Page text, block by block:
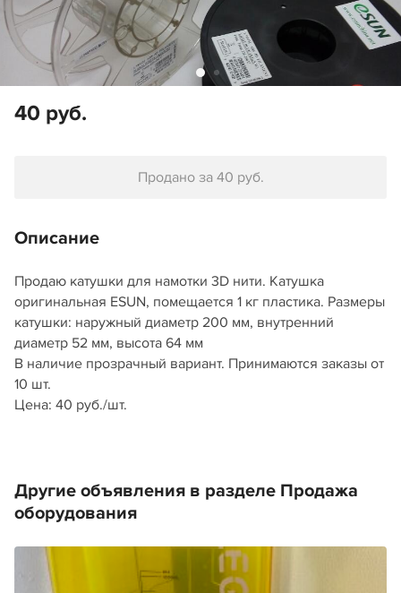
40 руб.
Продано за 40 руб.
Описание
Продаю катушки для намотки 3D нити. Катушка
оригинальная ESUN, помещается 1 кг пластика. Размеры
катушки: наружный диаметр 200 мм, внутренний
диаметр 52 мм, высота 64 мм
В наличие прозрачный вариант. Принимаются заказы от
10 шт.
Цена: 40 руб./шт.
Другие объявления в разделе Продажа
оборудования